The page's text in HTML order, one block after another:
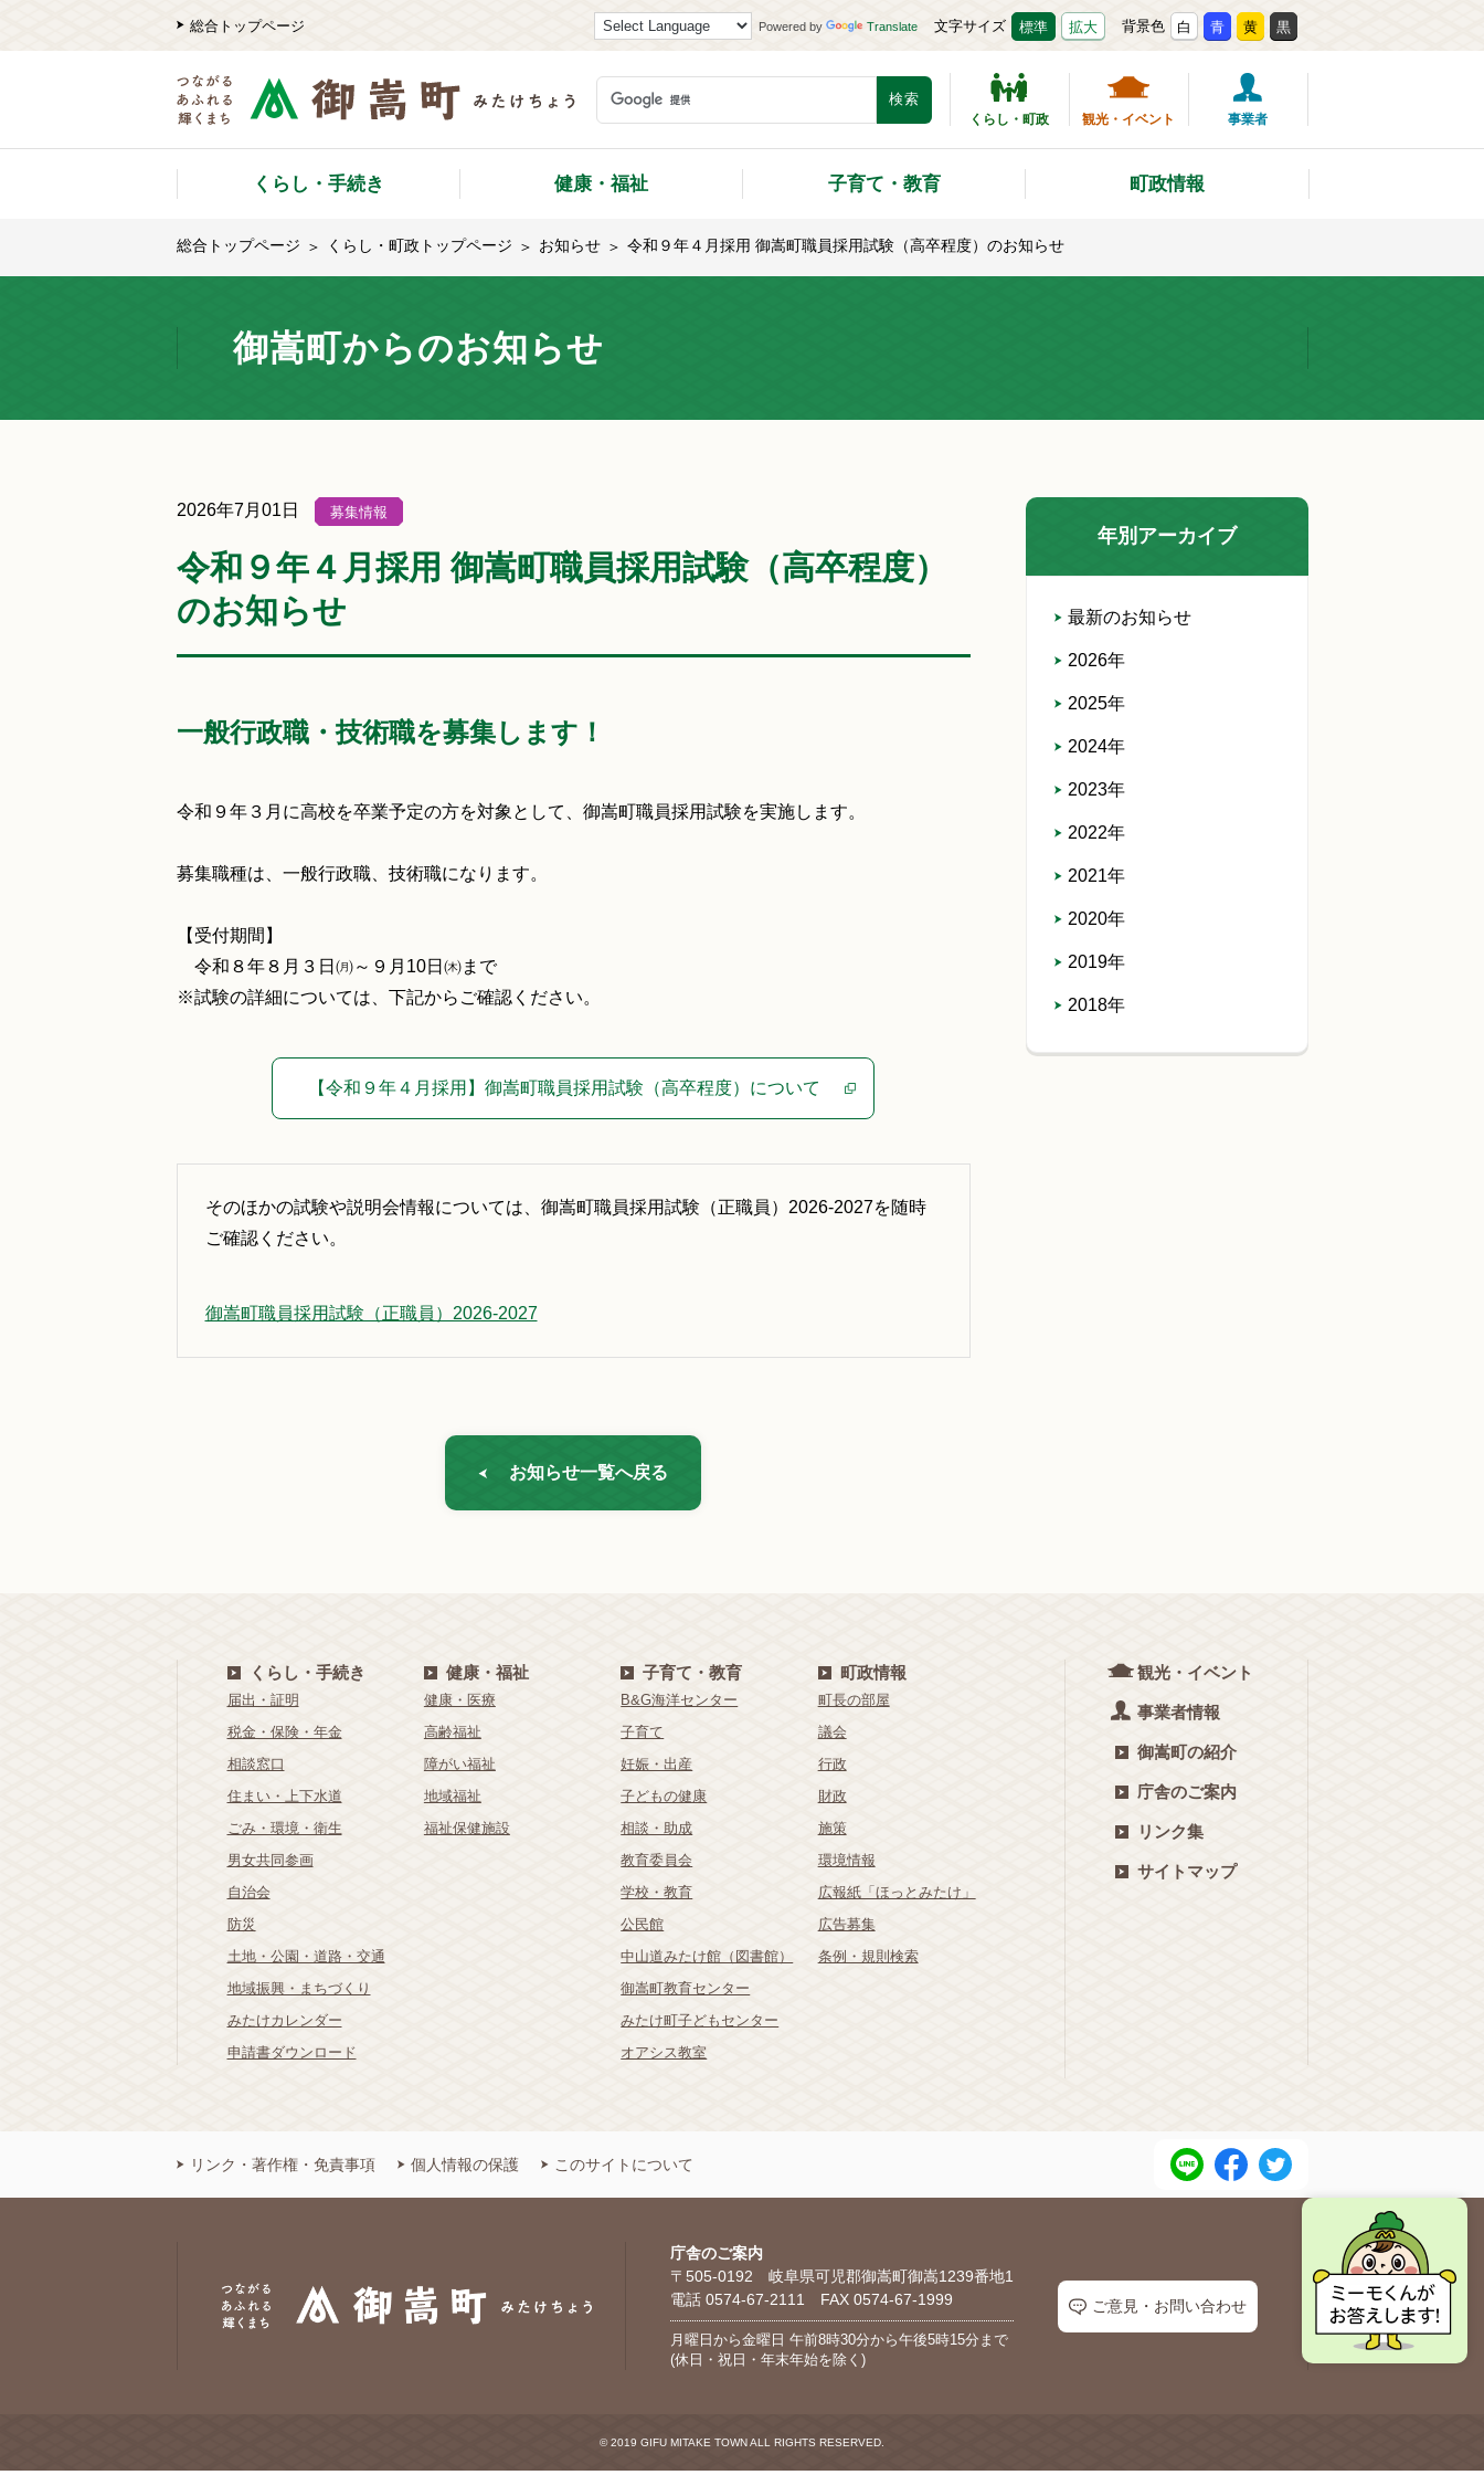
総合トップページ Powered by Translate 文字サイズ 標準 拡大 背景色 白 青 黄 黒
くらし・町政 観光・イベント 事業者
くらし・手続き 健康・福祉 子育て・教育 町政情報
総合トップページ くらし・町政トップページ お知らせ 令和９年４月採用 御嵩町職員採用試験（高卒程度）のお知らせ
御嵩町からのお知らせ
2026年7月01日 募集情報
令和９年４月採用 御嵩町職員採用試験（高卒程度）
のお知らせ
一般行政職・技術職を募集します！
令和９年３月に高校を卒業予定の方を対象として、御嵩町職員採用試験を実施します。
募集職種は、一般行政職、技術職になります。
【受付期間】
令和８年８月３日㈪～９月10日㈭まで
※試験の詳細については、下記からご確認ください。
【令和９年４月採用】御嵩町職員採用試験（高卒程度）について
そのほかの試験や説明会情報については、御嵩町職員採用試験（正職員）2026-2027を随時
ご確認ください。
御嵩町職員採用試験（正職員）2026-2027
お知らせ一覧へ戻る
年別アーカイブ
最新のお知らせ
2026年
2025年
2024年
2023年
2022年
2021年
2020年
2019年
2018年
くらし・手続き
届出・証明
税金・保険・年金
相談窓口
住まい・上下水道
ごみ・環境・衛生
男女共同参画
自治会
防災
土地・公園・道路・交通
地域振興・まちづくり
みたけカレンダー
申請書ダウンロード
健康・福祉
健康・医療
高齢福祉
障がい福祉
地域福祉
福祉保健施設
子育て・教育
B&G海洋センター
子育て
妊娠・出産
子どもの健康
相談・助成
教育委員会
学校・教育
公民館
中山道みたけ館（図書館）
御嵩町教育センター
みたけ町子どもセンター
オアシス教室
町政情報
町長の部屋
議会
行政
財政
施策
環境情報
広報紙「ほっとみたけ」
広告募集
条例・規則検索
観光・イベント
事業者情報
御嵩町の紹介
庁舎のご案内
リンク集
サイトマップ
リンク・著作権・免責事項 個人情報の保護 このサイトについて
庁舎のご案内
〒505-0192 岐阜県可児郡御嵩町御嵩1239番地1
電話 0574-67-2111 FAX 0574-67-1999
月曜日から金曜日 午前8時30分から午後5時15分まで
(休日・祝日・年末年始を除く)
ご意見・お問い合わせ
© 2019 GIFU MITAKE TOWN ALL RIGHTS RESERVED.